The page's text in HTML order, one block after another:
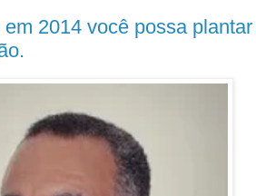
2014 você possa